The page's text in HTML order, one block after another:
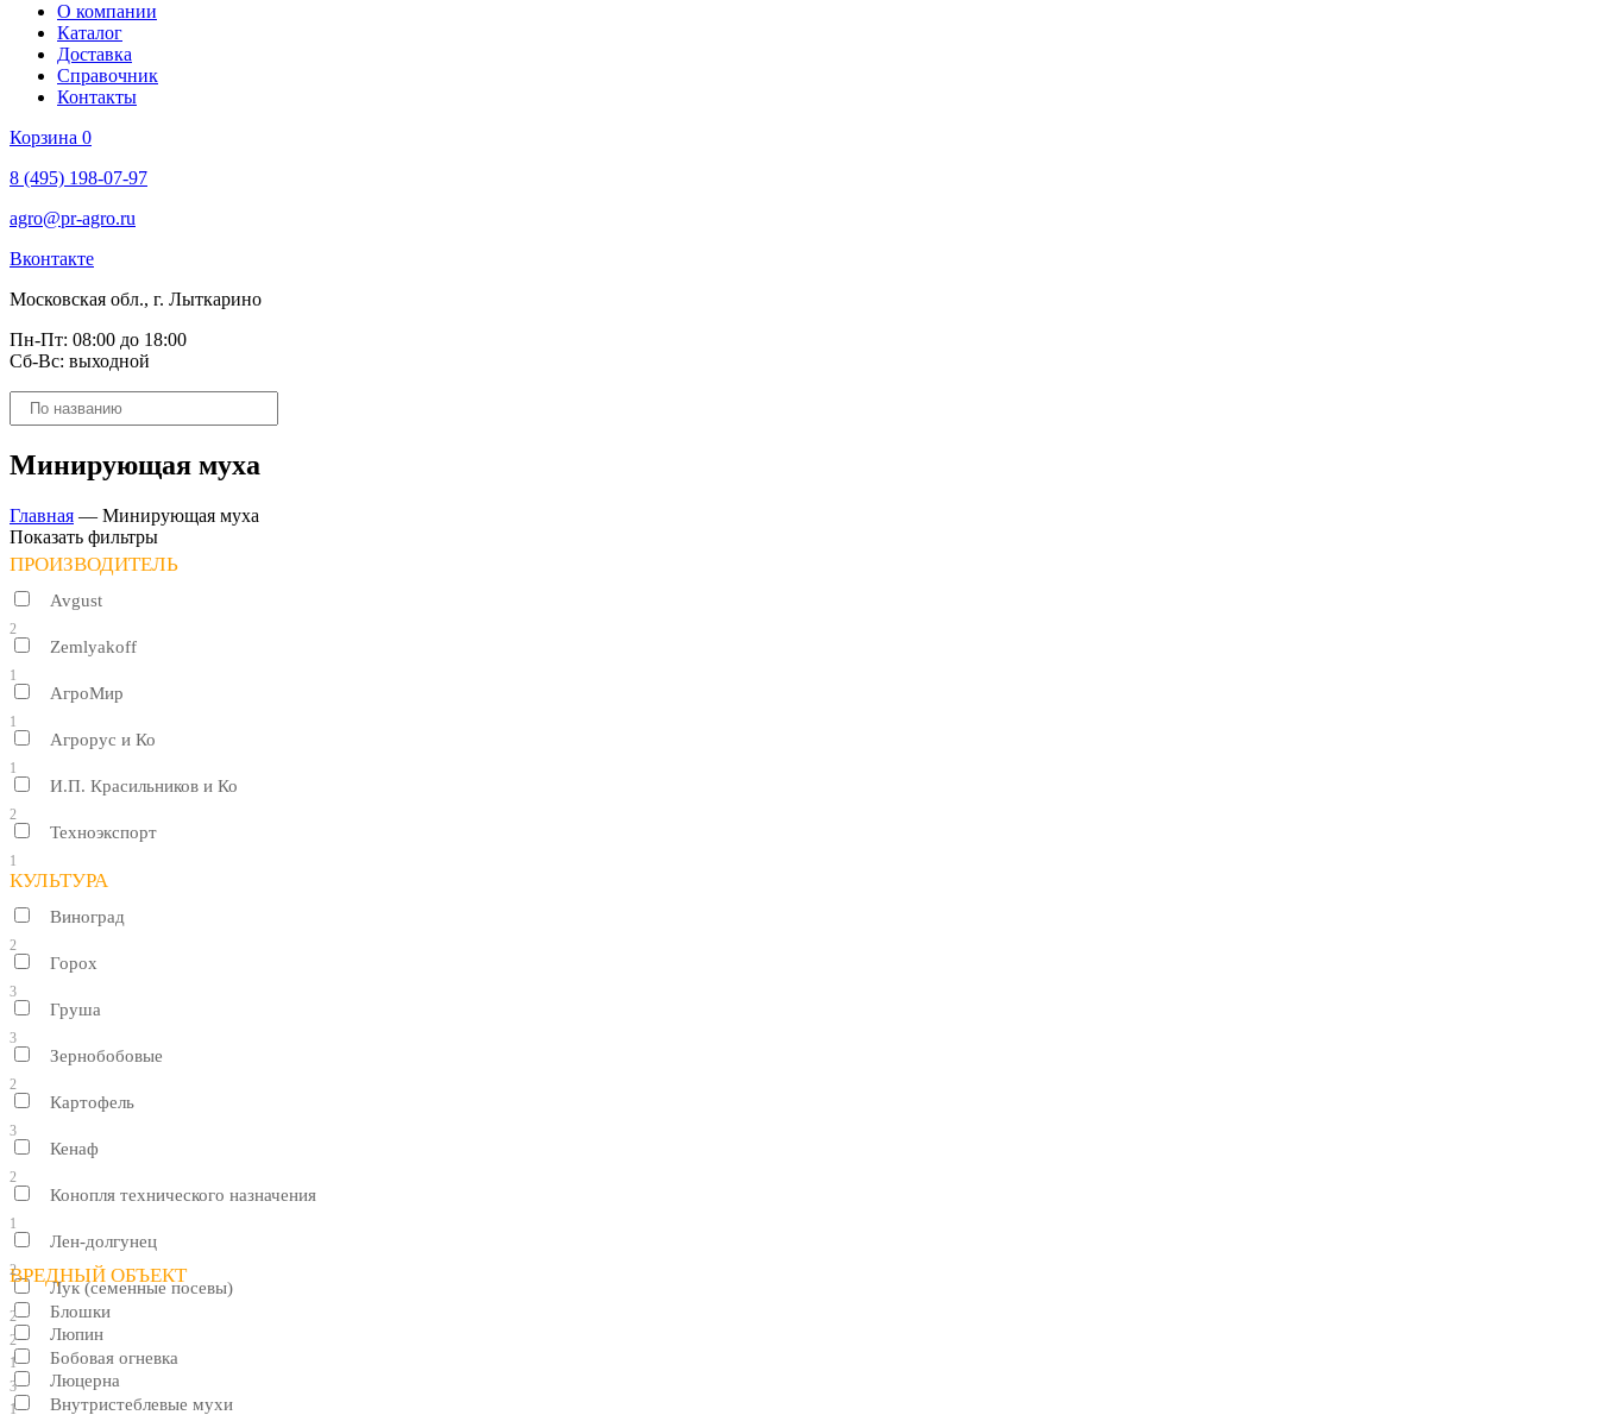
О компании
Каталог
Доставка
Справочник
Контакты
Корзина 0
8 (495) 198-07-97
agro@pr-agro.ru
Вконтакте
Московская обл., г. Лыткарино
Пн-Пт: 08:00 до 18:00
Сб-Вс: выходной
Поиск
товаров
Минирующая муха
Главная — Минирующая муха
Показать фильтры
ПРОИЗВОДИТЕЛЬ
Avgust
2
Zemlyakoff
1
АгроМир
1
Агрорус и Ко
1
И.П. Красильников и Ко
2
Техноэкспорт
1
КУЛЬТУРА
Виноград
2
Горох
3
Груша
3
Зернобобовые
2
Картофель
3
Кенаф
2
Конопля технического назначения
1
Лен-долгунец
2
Лук (семенные посевы)
2
Люпин
1
Люцерна
1
ВРЕДНЫЙ ОБЪЕКТ
Блошки
2
Бобовая огневка
3
Внутристеблевые мухи